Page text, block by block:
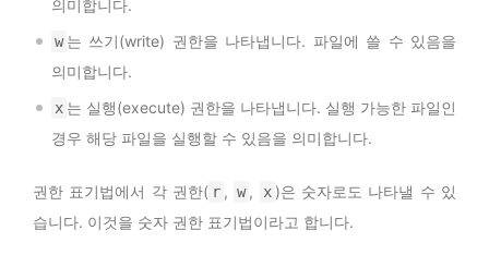
의미합니다.
w 는 쓰기(write) 권한을 나타냅니다. 파일에 쓸 수 있음을
의미합니다.
x 는 실행(execute) 권한을 나타냅니다. 실행 가능한 파일인
경우 해당 파일을 실행할 수 있음을 의미합니다.
권한 표기법에서 각 권한( r , w , x )은 숫자로도 나타낼 수 있
습니다. 이것을 숫자 권한 표기법이라고 합니다.